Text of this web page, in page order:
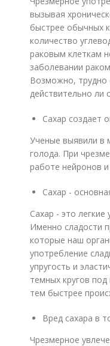
вызывая
быстрее обычных
количество
раковым клеткам
заболевании
Возможно, трудно
действительно ли
Сахар создает
Ученые выявили в
голода. При
работе нейронов
Сахар -
Сахар - это
Именно сладости
которые наш
употребление
упругость и
темных кругов
тем быстрее
Вред сахара в
Чрезмерное